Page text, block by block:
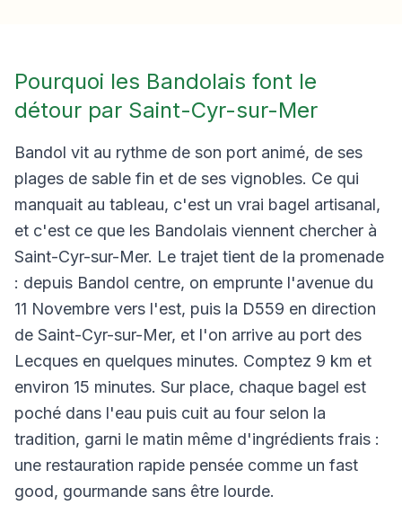
Pourquoi les Bandolais font le
détour par Saint-Cyr-sur-Mer
Bandol vit au rythme de son port animé, de ses
plages de sable fin et de ses vignobles. Ce qui
manquait au tableau, c'est un vrai bagel artisanal,
et c'est ce que les Bandolais viennent chercher à
Saint-Cyr-sur-Mer. Le trajet tient de la promenade
: depuis Bandol centre, on emprunte l'avenue du
11 Novembre vers l'est, puis la D559 en direction
de Saint-Cyr-sur-Mer, et l'on arrive au port des
Lecques en quelques minutes. Comptez 9 km et
environ 15 minutes. Sur place, chaque bagel est
poché dans l'eau puis cuit au four selon la
tradition, garni le matin même d'ingrédients frais :
une restauration rapide pensée comme un fast
good, gourmande sans être lourde.